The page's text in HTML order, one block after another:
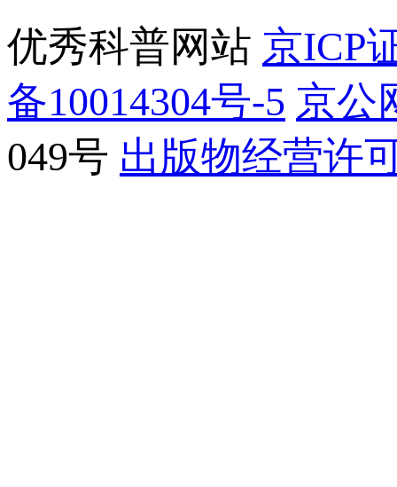
优秀科普网站 京ICP
备10014304号-5 京公
049号 出版物经营许